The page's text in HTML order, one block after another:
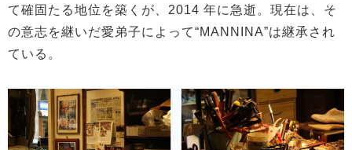
て確固たる地位を築くが、2014 年に急逝。現在は、そ
の意志を継いだ愛弟子によって“MANNINA”は継承され
ている。